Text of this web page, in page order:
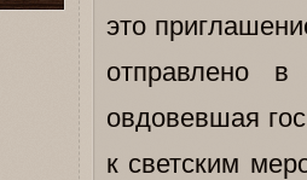
это
отправлено
овдовевшая
к светским